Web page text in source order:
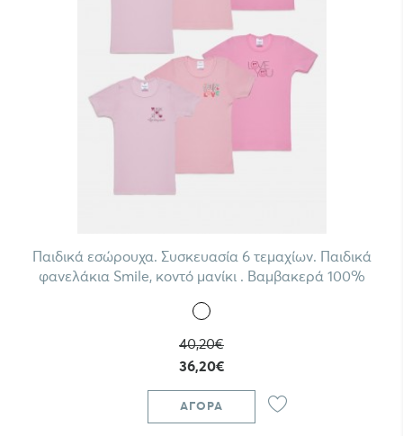
Παιδικά εσώρουχα. Συσκευασία 6 τεμαχίων. Παιδικά
φανελάκια Smile, κοντό μανίκι . Βαμβακερά 100%
40,20€
36,20€
ΑΓΟΡΆ